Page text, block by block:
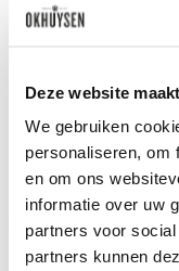
Deze website
We gebruiken
personaliseren, om
en om ons
informatie over uw
partners voor
partners kunnen